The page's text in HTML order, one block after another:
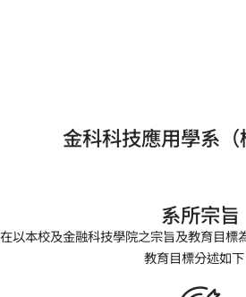
金科科技應用學系（
系所宗旨
在以本校及金融科技學院之宗旨及教育目標
教育目標分述如下